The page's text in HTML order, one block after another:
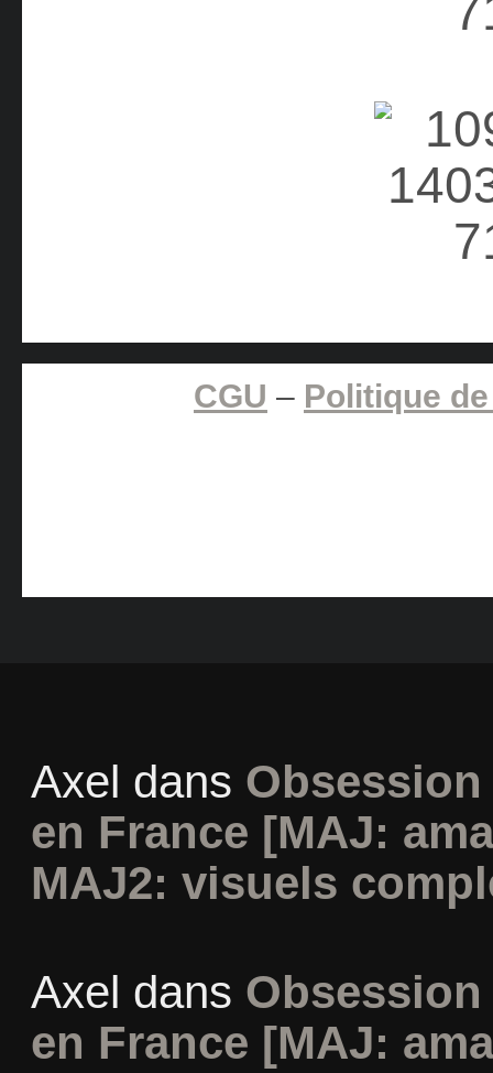
CGU – Politique
Axel dans
en France [MAJ:
MAJ2: visuels
Axel dans
en France [MAJ: